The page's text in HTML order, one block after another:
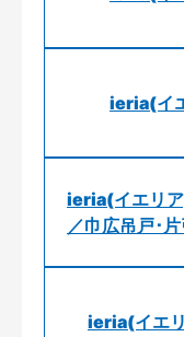
ieria(イ
ieria(イエリア
／巾広吊戸･片
ieria(イエ